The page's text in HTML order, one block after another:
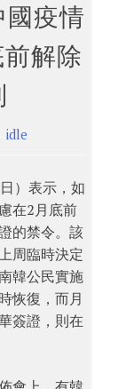
疫情
解除
idle
）表示，如
在2月底前
的禁令。該
周臨時決定
韓公民實施
恢復，而月
簽證，則在